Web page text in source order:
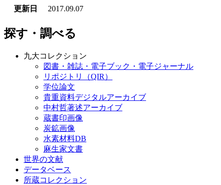
更新日
2017.09.07
探す・調べる
九大コレクション
図書・雑誌・電子ブック・電子ジャーナル
リポジトリ（QIR）
学位論文
貴重資料デジタルアーカイブ
中村哲著述アーカイブ
蔵書印画像
炭鉱画像
水素材料DB
麻生家文書
世界の文献
データベース
所蔵コレクション